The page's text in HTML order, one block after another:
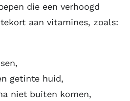
die een verhoogd
aan vitamines, zoals:
getinte huid,
niet buiten komen,